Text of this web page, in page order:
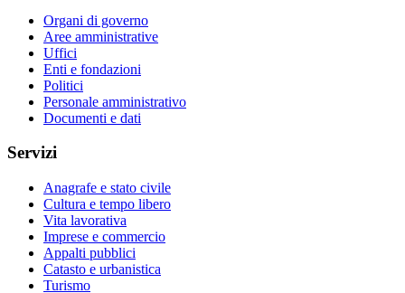
Organi di governo
Aree amministrative
Uffici
Enti e fondazioni
Politici
Personale amministrativo
Documenti e dati
Servizi
Anagrafe e stato civile
Cultura e tempo libero
Vita lavorativa
Imprese e commercio
Appalti pubblici
Catasto e urbanistica
Turismo